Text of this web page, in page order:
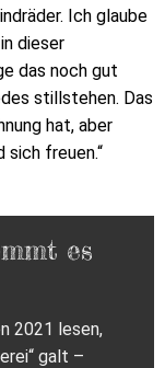
Ich glaube
dieser
das noch gut
stillstehen. Das
hat, aber
sich freuen.“
es
2021 lesen,
galt –